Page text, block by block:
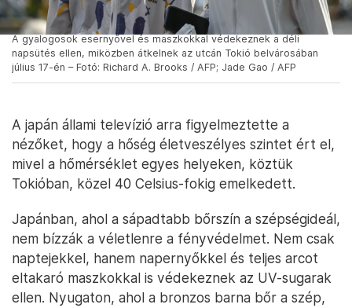
A gyalogosok esernyővel és maszkokkal védekeznek a déli
napsütés ellen, miközben átkelnek az utcán Tokió belvárosában
július 17-én – Fotó: Richard A. Brooks / AFP; Jade Gao / AFP
A japán állami televízió arra figyelmeztette a
nézőket, hogy a hőség életveszélyes szintet ért el,
mivel a hőmérséklet egyes helyeken, köztük
Tokióban, közel 40 Celsius-fokig emelkedett.
Japánban, ahol a sápadtabb bőrszín a szépségideál,
nem bízzák a véletlenre a fényvédelmet. Nem csak
naptejekkel, hanem napernyőkkel és teljes arcot
eltakaró maszkokkal is védekeznek az UV-sugarak
ellen. Nyugaton, ahol a bronzos barna bőr a szép,